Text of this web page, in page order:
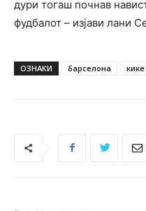
дури тогаш почнав
фудбалот – изјави лани
ОЗНАКИ барселона кике